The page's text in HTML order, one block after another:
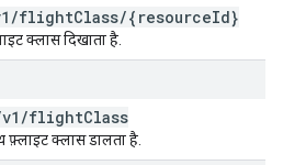
/flightClass/{resourceId}
क्लास दिखाता है.
v1 /flightClass
फ़्लाइट क्लास डालता है.